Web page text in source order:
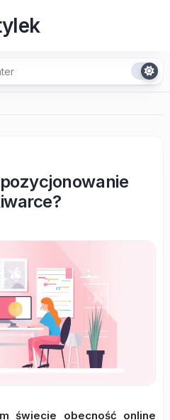
świecie obecność online